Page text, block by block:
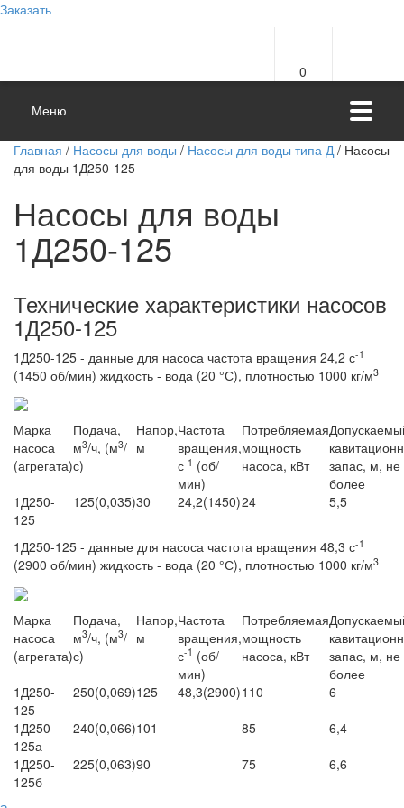
Заказать
0
Меню
Главная / Насосы для воды / Насосы для воды типа Д/ Насосы
для воды 1Д250-125
Насосы для воды
1Д250-125
Технические характеристики насосов
1Д250-125
1Д250-125 - данные для насоса частота вращения 24,2 с-1
(1450 об/мин) жидкость - вода (20 °С), плотностью 1000 кг/м3
Марка
насоса
(агрегата)
Подача,
м3/ч, (м3/
с)
Напор,
м
Частота
вращения,
с-1 (об/
мин)
Потребляемая
мощность
насоса, кВт
запас, м, не
более
1Д250-
125
125(0,035)30 24,2(1450)24 5,5
1Д250-125 - данные для насоса частота вращения 48,3 с-1
(2900 об/мин) жидкость - вода (20 °С), плотностью 1000 кг/м3
Марка
насоса
(агрегата)
Подача,
м3/ч, (м3/
с)
Напор,
м
Частота
вращения,
с-1 (об/
мин)
Потребляемая
мощность
насоса, кВт
запас, м, не
более
1Д250-
125
250(0,069)125 48,3(2900)110
6
1Д250-
125а
240(0,066)101 85
6,4
1Д250-
125б
225(0,063)90 75 6,6